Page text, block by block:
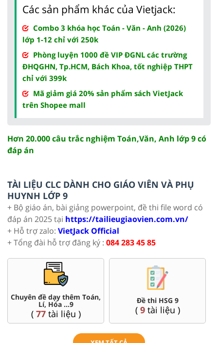
Các sản phẩm khác của Vietjack:
Combo 3 khóa học Toán - Văn - Anh (2026)
lớp 1-12 chỉ với 250k
Phòng luyện 1000 đề VIP ĐGNL các trường
ĐHQGHN, Tp.HCM, Bách Khoa, tốt nghiệp THPT
chỉ với 399k
Mã giảm giá 20% sản phẩm sách VietJack
trên Shopee mall
Hơn 20.000 câu trắc nghiệm Toán,Văn, Anh lớp 9 có
đáp án
TÀI LIỆU CLC DÀNH CHO GIÁO VIÊN VÀ PHỤ
HUYNH LỚP 9
+ Bộ giáo án, bài giảng powerpoint, đề thi file word có
đáp án 2025 tại https://tailieugiaovien.com.vn/
+ Hỗ trợ zalo: VietJack Official
+ Tổng đài hỗ trợ đăng ký : 084 283 45 85
Chuyên đề dạy thêm Toán,
Lí, Hóa ...9
( 77tài liệu )
Đề thi HSG 9
( 9tài liệu )